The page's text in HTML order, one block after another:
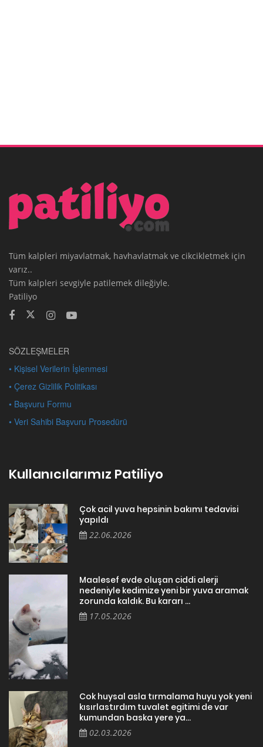
Tüm kalpleri miyavlatmak, havhavlatmak ve cikcikletmek için
varız..
Tüm kalpleri sevgiyle patilemek dileğiyle.
Patiliyo
SÖZLEŞMELER
• Kişisel Verilerin İşlenmesi
• Çerez Gizlilik Politikası
• Başvuru Formu
• Veri Sahibi Başvuru Prosedürü
Kullanıcılarımız Patiliyo
Çok acil yuva hepsinin bakımı tedavisi
yapıldı
22.06.2026
Maalesef evde oluşan ciddi alerji
nedeniyle kedimize yeni bir yuva aramak
zorunda kaldık. Bu kararı ...
17.05.2026
Cok huysal asla tırmalama huyu yok yeni
kısırlastırdım tuvalet egitimi de var
kumundan baska yere ya...
02.03.2026